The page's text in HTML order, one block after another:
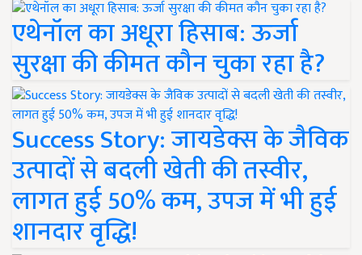
एथेनॉल का अधूरा हिसाब: ऊर्जा
सुरक्षा की कीमत कौन चुका रहा है?
Success Story: जायडेक्स के जैविक
उत्पादों से बदली खेती की तस्वीर,
लागत हुई 50% कम, उपज में भी हुई
शानदार वृद्धि!